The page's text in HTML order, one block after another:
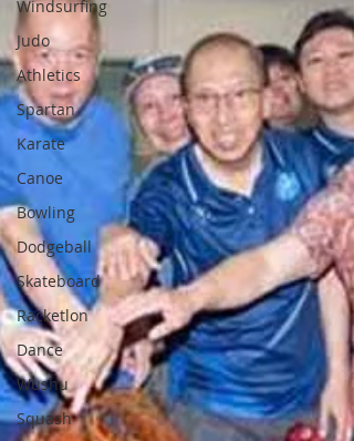
Windsurfing
Judo
Athletics
Spartan
Karate
Canoe
Bowling
Dodgeball
Skateboard
Racketlon
Dance
Wushu
Squash